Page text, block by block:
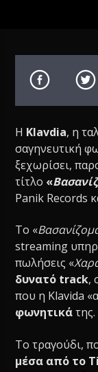
Η Klavdia, η
σαγηνευτική
ξεχωρίσει,
τίτλο «
Panik Records
Το «
streaming
πωλήσεις «
δυνατό track,
που η Klavida
φωνητικάτης.
Το τραγούδι,
μέσα από το